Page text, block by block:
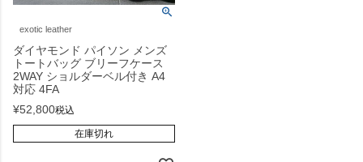
exotic leather
ダイヤモンド パイソン メンズ
トートバッグ ブリーフケース
2WAY ショルダーベル付き A4
対応 4FA
¥52,800税込
在庫切れ